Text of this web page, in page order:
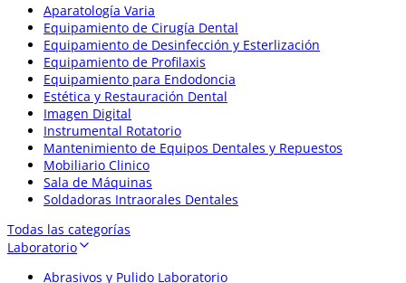
Aparatología Varia
Equipamiento de Cirugía Dental
Equipamiento de Desinfección y Esterlización
Equipamiento de Profilaxis
Equipamiento para Endodoncia
Estética y Restauración Dental
Imagen Digital
Instrumental Rotatorio
Mantenimiento de Equipos Dentales y Repuestos
Mobiliario Clinico
Sala de Máquinas
Soldadoras Intraorales Dentales
Todas las categorías
Laboratorio
Abrasivos y Pulido Laboratorio